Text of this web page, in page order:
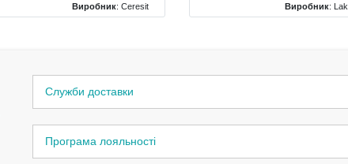
Виробник:Ceresit Виробник:
Служби доставки
Програма лояльності